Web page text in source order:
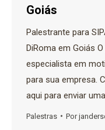
Goiás
Palestrante para
DiRoma em Goiás
especialista em
para sua empresa.
aqui para enviar
Palestras Por